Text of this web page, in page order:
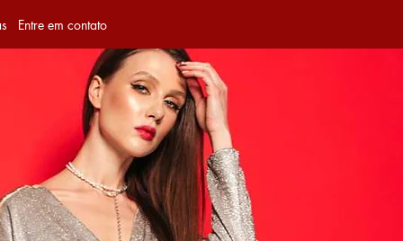
Entre em contato